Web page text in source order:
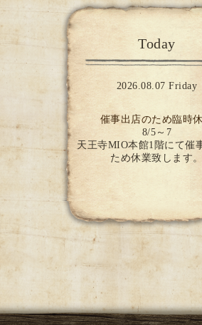
Today
2026.08.07 Friday
催事出店のため臨時
8/5～7
天王寺MIO本館1階にて催
ため休業致します。